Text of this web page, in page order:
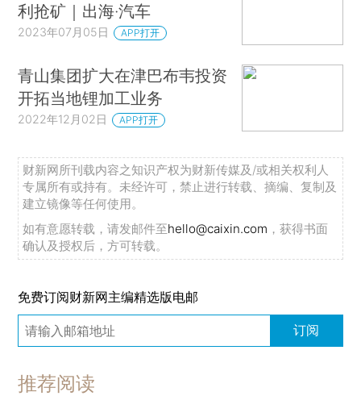
利抢矿｜出海·汽车
2023年07月05日 APP打开
青山集团扩大在津巴布韦投资
开拓当地锂加工业务
2022年12月02日 APP打开
财新网所刊载内容之知识产权为财新传媒及/或相关权利人
专属所有或持有。未经许可，禁止进行转载、摘编、复制及
建立镜像等任何使用。
如有意愿转载，请发邮件至hello@caixin.com ，获得书面
确认及授权后，方可转载。
免费订阅财新网主编精选版电邮
订阅
推荐阅读